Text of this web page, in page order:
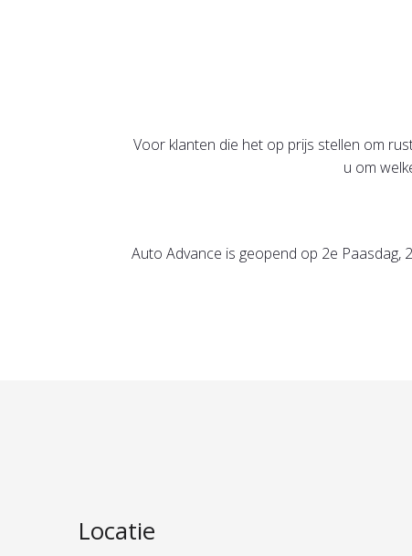
Voor klanten die het op prijs stellen om
u om
Auto Advance is geopend op 2e Paasdag,
Locatie